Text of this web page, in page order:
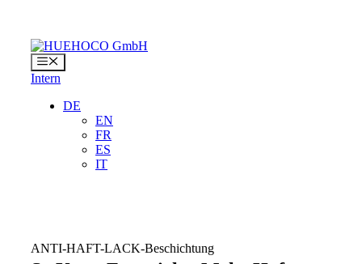
springen
Menü
Intern
DE
EN
FR
ES
IT
ANTI-HAFT-LACK-Beschichtung